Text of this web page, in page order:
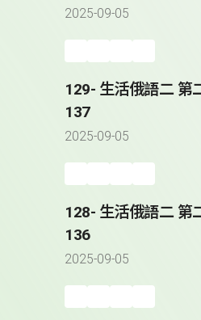
2025-09-05
129- 生活俄語二 第
137
2025-09-05
128- 生活俄語二 第
136
2025-09-05